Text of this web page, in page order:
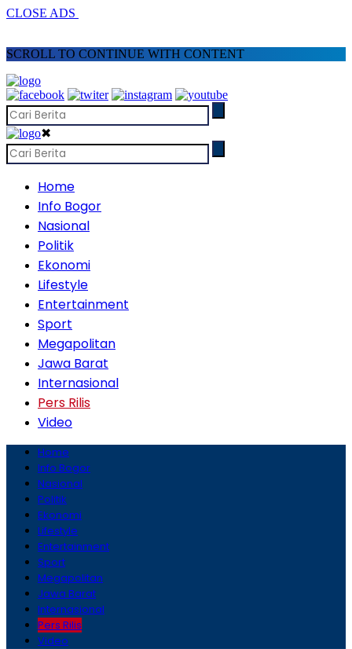
CLOSE ADS
SCROLL TO CONTINUE WITH CONTENT
✖
Home
Info Bogor
Nasional
Politik
Ekonomi
Lifestyle
Entertainment
Sport
Megapolitan
Jawa Barat
Internasional
Pers Rilis
Video
Home
Info Bogor
Nasional
Politik
Ekonomi
Lifestyle
Entertainment
Sport
Megapolitan
Jawa Barat
Internasional
Pers Rilis
Video